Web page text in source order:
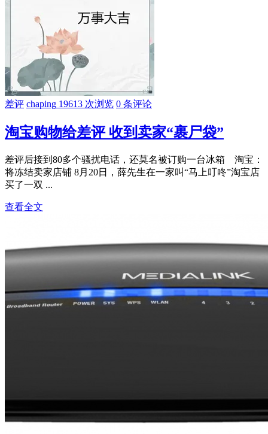
差评 chaping 19613 次浏览 0 条评论
淘宝购物给差评 收到卖家“裹尸袋”
差评后接到80多个骚扰电话，还莫名被订购一台冰箱 淘宝：
将冻结卖家店铺 8月20日，薛先生在一家叫“马上叮咚”淘宝店
买了一双 ...
查看全文